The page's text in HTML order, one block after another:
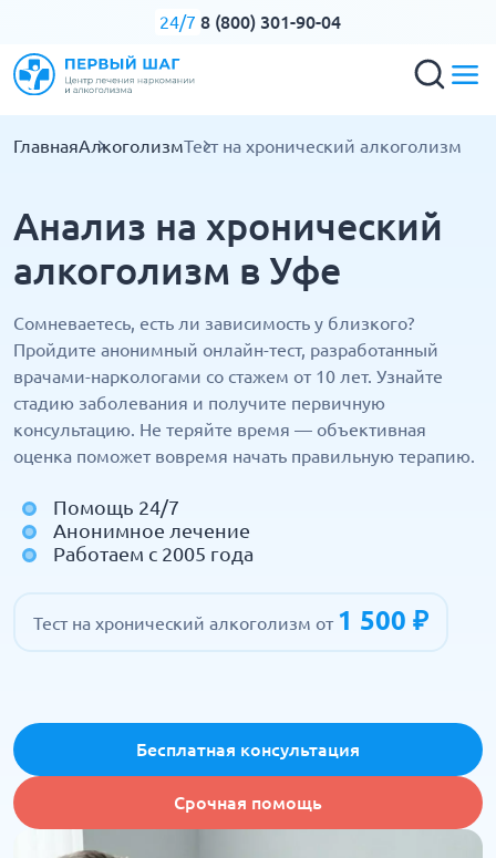
24/7 8 (800) 301-90-04
ГлавнаяАлкоголизмТест на хронический алкоголизм
Анализ на хронический
алкоголизм в Уфе
Сомневаетесь, есть ли зависимость у близкого?
Пройдите анонимный онлайн-тест, разработанный
врачами-наркологами со стажем от 10 лет. Узнайте
стадию заболевания и получите первичную
консультацию. Не теряйте время — объективная
оценка поможет вовремя начать правильную терапию.
Помощь 24/7
Анонимное лечение
Работаем с 2005 года
Тест на хронический алкоголизм от 1 500 ₽
Бесплатная консультация
Срочная помощь